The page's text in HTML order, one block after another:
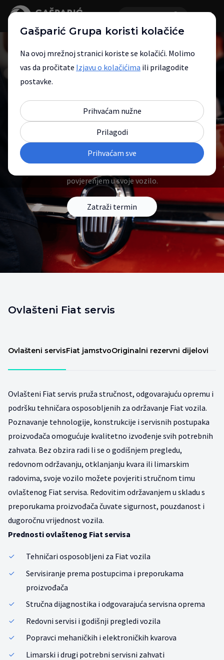
Ovlašteni servisni centar
za Fiat vozila
Vaš Fiat zaslužuje najbolje. Osiguravamo
povjerenjem u svoje vozilo.
Zatraži termin
Ovlašteni Fiat servis
Ovlašteni servisFiat jamstvoOriginalni rezervni dijelovi
Ovlašteni Fiat servis pruža stručnost, odgovarajuću opremu i
podršku tehničara osposobljenih za održavanje Fiat vozila.
Poznavanje tehnologije, konstrukcije i servisnih postupaka
proizvođača omogućuje kvalitetno izvođenje svih potrebnih
zahvata. Bez obzira radi li se o godišnjem pregledu,
redovnom održavanju, otklanjanju kvara ili limarskim
radovima, svoje vozilo možete povjeriti stručnom timu
ovlaštenog Fiat servisa. Redovitim održavanjem u skladu s
preporukama proizvođača čuvate sigurnost, pouzdanost i
dugoročnu vrijednost vozila.
Prednosti ovlaštenog Fiat servisa
Tehničari osposobljeni za Fiat vozila
Servisiranje prema postupcima i preporukama
proizvođača
Stručna dijagnostika i odgovarajuća servisna oprema
Redovni servisi i godišnji pregledi vozila
Popravci mehaničkih i elektroničkih kvarova
Limarski i drugi potrebni servisni zahvati
Gašparić Grupa koristi kolačiće
Na ovoj mrežnoj stranici koriste se kolačići. Molimo
vas da pročitate Izjavu o kolačićima ili prilagodite
postavke.
Prihvaćam nužne
Prilagodi
Prihvaćam sve